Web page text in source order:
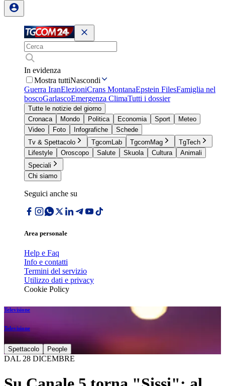
In evidenza
Mostra tuttiNascondi
Guerra IranElezioniCrans MontanaEpstein FilesFamiglia nel
boscoGarlascoEmergenza ClimaTutti i dossier
Tutte le notizie del giorno
Cronaca
Mondo Politica Economia Sport
Meteo
Video
Foto Infografiche
Schede
Tv & Spettacolo
TgcomLab TgcomMag
TgTech
Lifestyle
Oroscopo Salute Skuola Cultura
Animali
Speciali
Chi siamo
Seguici anche su
Area personale
Help e Faq
Info e contatti
Termini del servizio
Utilizzo dati e privacy
Cookie Policy
Televisione
Televisione
Spettacolo People
DAL 28 DICEMBRE